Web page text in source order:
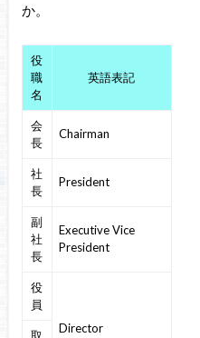
か。
役
職
名
英語表記
会
長
Chairman
社
長
President
副
社
長
Executive Vice
President
役
員
Director
取